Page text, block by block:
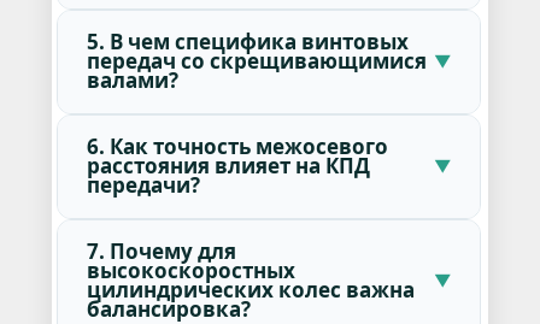
5. В чем специфика винтовых
передач со скрещивающимися
валами?
6. Как точность межосевого
расстояния влияет на КПД
передачи?
7. Почему для
высокоскоростных
цилиндрических колес важна
балансировка?